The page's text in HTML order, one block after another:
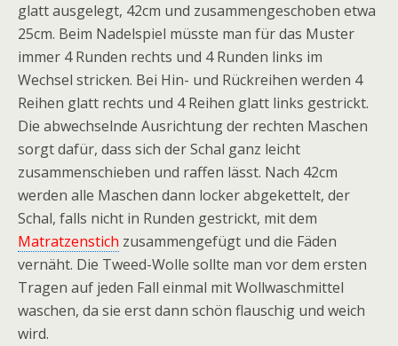
glatt ausgelegt, 42cm und zusammengeschoben etwa
25cm. Beim Nadelspiel müsste man für das Muster
immer 4 Runden rechts und 4 Runden links im
Wechsel stricken. Bei Hin- und Rückreihen werden 4
Reihen glatt rechts und 4 Reihen glatt links gestrickt.
Die abwechselnde Ausrichtung der rechten Maschen
sorgt dafür, dass sich der Schal ganz leicht
zusammenschieben und raffen lässt. Nach 42cm
werden alle Maschen dann locker abgekettelt, der
Schal, falls nicht in Runden gestrickt, mit dem
Matratzenstich zusammengefügt und die Fäden
vernäht. Die Tweed-Wolle sollte man vor dem ersten
Tragen auf jeden Fall einmal mit Wollwaschmittel
waschen, da sie erst dann schön flauschig und weich
wird.